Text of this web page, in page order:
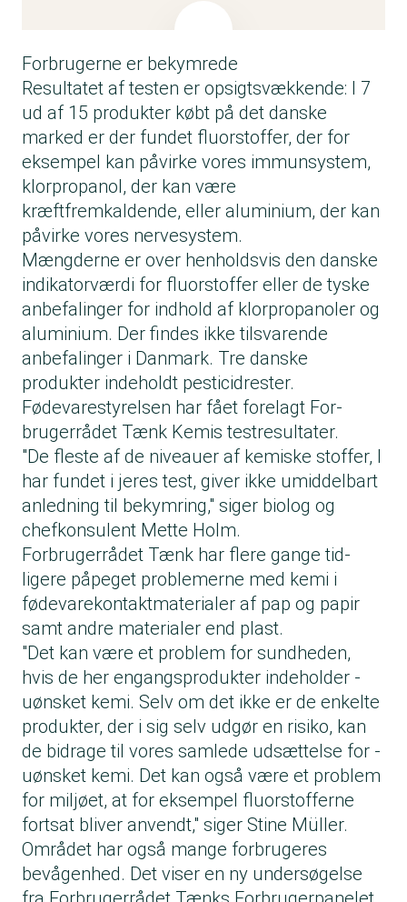
Forbrugerne er bekymrede
Resultatet af testen er opsigtsvækkende: I 7
ud af 15 produkter købt på det danske
marked er der fundet fluorstoffer, der for
eksempel kan påvirke vores immunsystem,
klorpropanol, der kan være
kræftfremkaldende, eller aluminium, der kan
påvirke vores nervesystem.
Mængderne er over henholdsvis den danske
indikatorværdi for fluorstoffer eller de tyske
anbefalinger for indhold af klorpropanoler og
aluminium. Der findes ikke tilsvarende
anbefalinger i Danmark. Tre danske
produkter indeholdt pesticidrester.
Fødevarestyrelsen har fået forelagt For­
brugerrådet Tænk Kemis testresul­tater.
"De fleste af de niveauer af kemiske stoffer, I
har fundet i jeres test, giver ikke umiddelbart
anledning til bekymring," siger biolog og
chefkonsulent Mette Holm.
Forbrugerrådet Tænk har flere gange tid­
ligere påpeget problemerne med kemi i
fødevarekontaktmaterialer af pap og papir
samt andre materialer end plast.
"Det kan være et problem for sundheden,
hvis de her engangspro­dukter indeholder ­
uønsket kemi. Selv om det ikke er de enkelte
produkter, der i sig selv udgør en risiko, kan
de bidrage til vores samlede udsættelse for ­
uønsket kemi. Det kan også være et problem
for miljøet, at for eksempel fluorstofferne
fortsat bliver anvendt," siger Stine Müller.
Området har også mange forbrugeres
bevågenhed. Det viser en ny undersøgelse